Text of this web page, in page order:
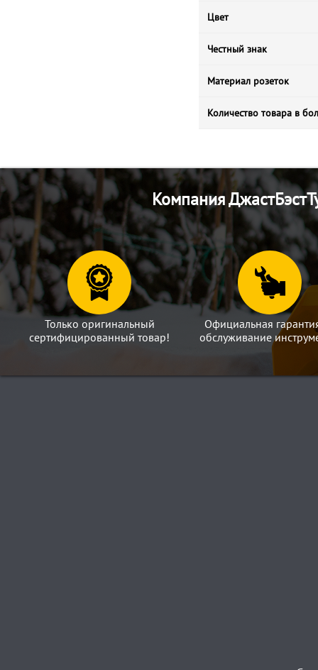
Цвет
Честный знак
Материал розеток
Количество товара в
Компания
Только оригинальный
сертифицированный товар!
Официальная
обслуживание